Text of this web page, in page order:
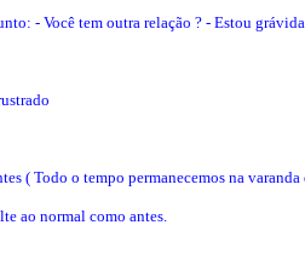
- Você tem outra relação ? - Estou
( Todo o tempo permanecemos na varanda
ao normal como antes.